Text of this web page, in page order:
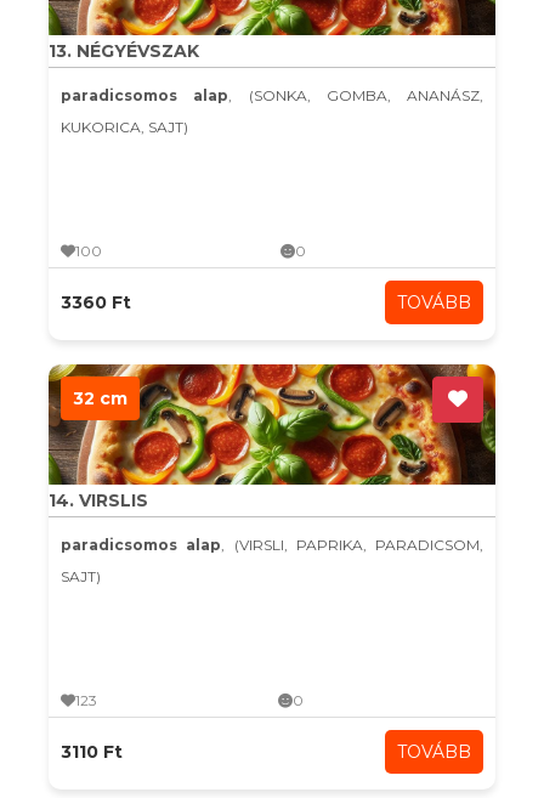
13. NÉGYÉVSZAK
paradicsomos alap, (SONKA, GOMBA, ANANÁSZ,
KUKORICA, SAJT)
100 0
3360 Ft TOVÁBB
32 cm
14. VIRSLIS
paradicsomos alap, (VIRSLI, PAPRIKA, PARADICSOM,
SAJT)
123 0
3110 Ft TOVÁBB